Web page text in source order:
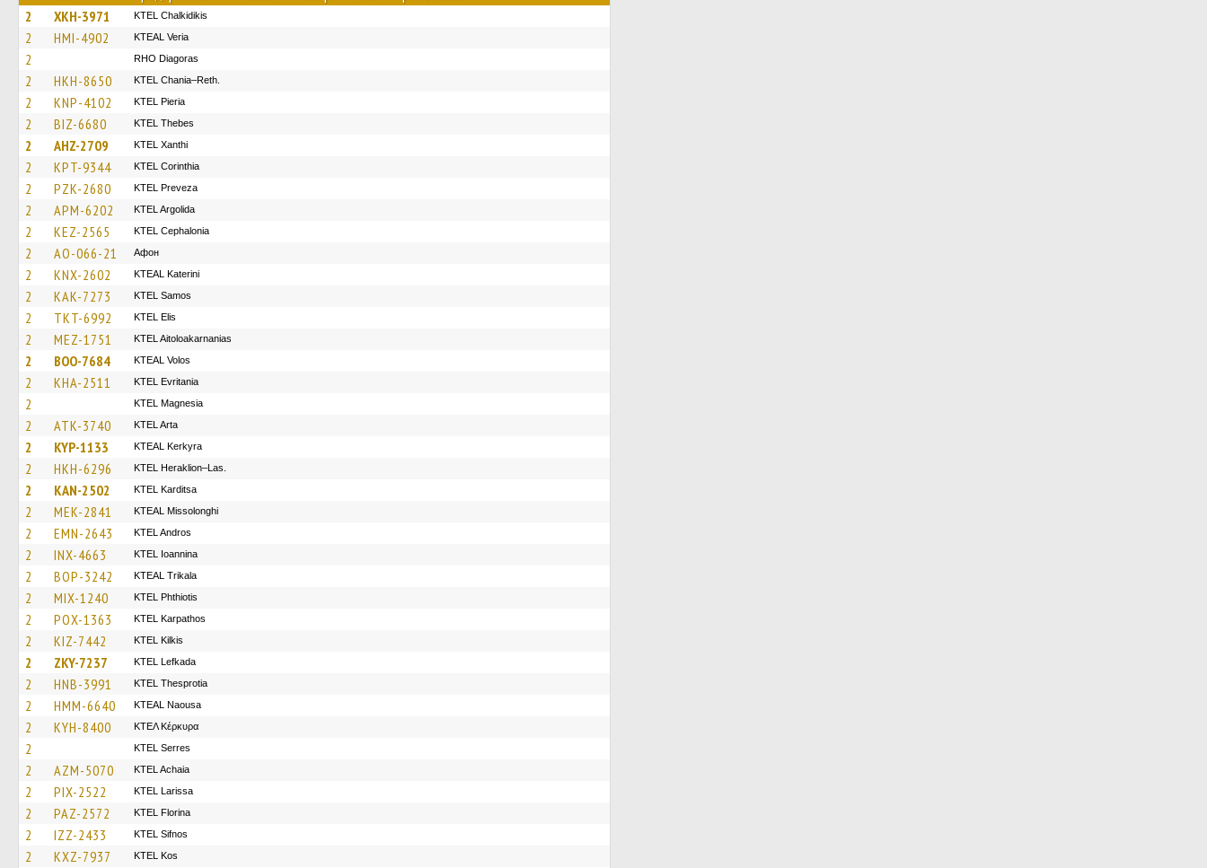
2 XKH-3971 ΚΤΕL Chalkidikis
2 HMI-4902 KTEAL Veria
2 RHO Diagoras
2 HKH-8650 KTEL Chania–Reth.
2 KNP-4102 KTEL Pieria
2 BIZ-6680 KTEL Thebes
2 AHZ-2709 KTEL Xanthi
2 KPT-9344 KTEL Corinthia
2 PZK-2680 KTEL Preveza
2 APM-6202 KTEL Argolida
2 KEZ-2565 KTEL Cephalonia
2 AO-066-21 Афон
2 KNX-2602 KTEAL Katerini
2 KAK-7273 KTEL Samos
2 TKT-6992 KTEL Elis
2 MEZ-1751 KTEL Aitoloakarnanias
2 BOO-7684 KTEAL Volos
2 KHA-2511 ΚΤΕL Evritania
2 ΚΤΕL Magnesia
2 ATK-3740 KTEL Arta
2 KYP-1133 KTEAL Kerkyra
2 HKH-6296 KTEL Heraklion–Las.
2 KAN-2502 ΚΤΕL Karditsa
2 MEK-2841 KTEAL Missolonghi
2 EMN-2643 KTEL Andros
2 INX-4663 KTEL Ioannina
2 BOP-3242 KTEAL Trikala
2 MIX-1240 ΚΤΕL Phthiotis
2 POX-1363 ΚΤΕL Karpathos
2 KIZ-7442 KTEL Kilkis
2 ZKY-7237 KTEL Lefkada
2 HNB-3991 KTEL Thesprotia
2 HMM-6640 KTEAL Naousa
2 KYH-8400 ΚΤΕΛ Κέρκυρα
2 KTEL Serres
2 AZM-5070 KTEL Achaia
2 PIX-2522 KTEL Larissa
2 PAZ-2572 KTEL Florina
2 IZZ-2433 KTEL Sifnos
2 KXZ-7937 KTEL Kos